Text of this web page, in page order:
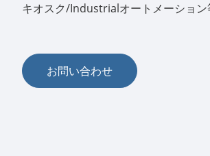
キオスク/Industrialオートメーション
お問い合わせ